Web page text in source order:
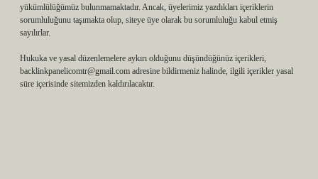
yükümlülüğümüz bulunmamaktadır. Ancak, üyelerimiz yazdıkları içeriklerin
sorumluluğunu taşımakta olup, siteye üye olarak bu sorumluluğu kabul etmiş
sayılırlar.
Hukuka ve yasal düzenlemelere aykırı olduğunu düşündüğünüz içerikleri,
backlinkpanelicomtr@gmail.com adresine bildirmeniz halinde, ilgili içerikler yasal
süre içerisinde sitemizden kaldırılacaktır.